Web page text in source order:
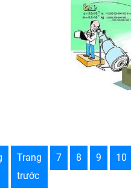
Trang
trước
7 8 9 10